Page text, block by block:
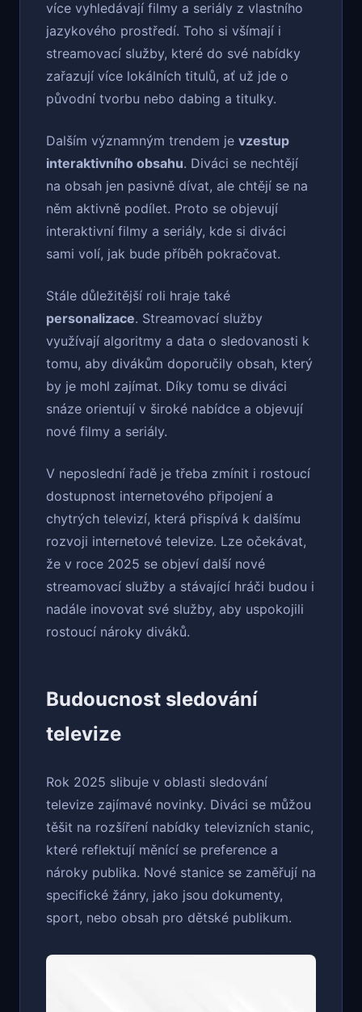
více vyhledávají filmy a seriály z vlastního
jazykového prostředí. Toho si všímají i
streamovací služby, které do své nabídky
zařazují více lokálních titulů, ať už jde o
původní tvorbu nebo dabing a titulky.
Dalším významným trendem je vzestup
interaktivního obsahu. Diváci se nechtějí
na obsah jen pasivně dívat, ale chtějí se na
něm aktivně podílet. Proto se objevují
interaktivní filmy a seriály, kde si diváci
sami volí, jak bude příběh pokračovat.
Stále důležitější roli hraje také
personalizace. Streamovací služby
využívají algoritmy a data o sledovanosti k
tomu, aby divákům doporučily obsah, který
by je mohl zajímat. Díky tomu se diváci
snáze orientují v široké nabídce a objevují
nové filmy a seriály.
V neposlední řadě je třeba zmínit i rostoucí
dostupnost internetového připojení a
chytrých televizí, která přispívá k dalšímu
rozvoji internetové televize. Lze očekávat,
že v roce 2025 se objeví další nové
streamovací služby a stávající hráči budou i
nadále inovovat své služby, aby uspokojili
rostoucí nároky diváků.
Budoucnost sledování
televize
Rok 2025 slibuje v oblasti sledování
televize zajímavé novinky. Diváci se můžou
těšit na rozšíření nabídky televizních stanic,
které reflektují měnící se preference a
nároky publika. Nové stanice se zaměřují na
specifické žánry, jako jsou dokumenty,
sport, nebo obsah pro dětské publikum.